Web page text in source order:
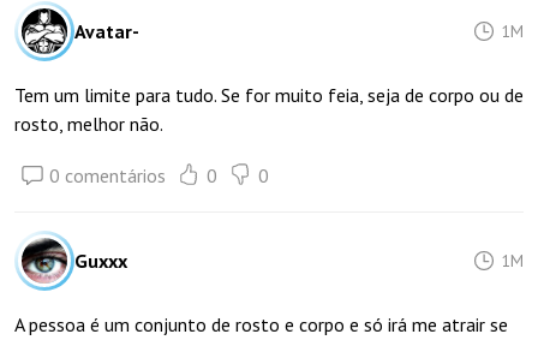
Avatar- 1M
Tem um limite para tudo. Se for muito feia, seja de corpo ou de
rosto, melhor não.
0 comentários 0 0
Guxxx 1M
A pessoa é um conjunto de rosto e corpo e só irá me atrair se